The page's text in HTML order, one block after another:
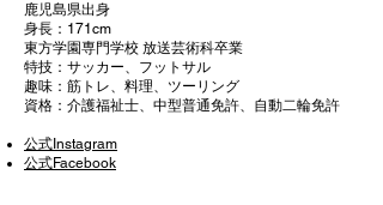
鹿児島県出身
身長：171cm
東方学園専門学校 放送芸術科卒業
特技：サッカー、フットサル
趣味：筋トレ、料理、ツーリング
資格：介護福祉士、中型普通免許、自動二輪免許
公式Instagram
公式Facebook